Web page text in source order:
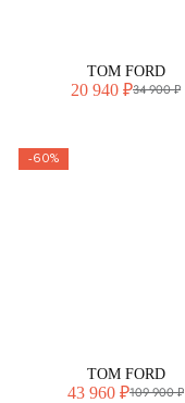
TOM FORD
20 940 ₽34 900 ₽
-60%
TOM FORD
43 960 ₽109 900 ₽